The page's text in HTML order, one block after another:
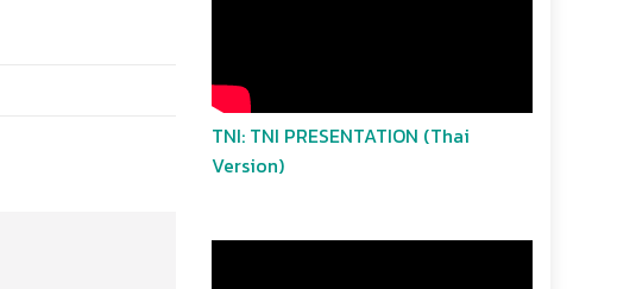
TNI: TNI PRESENTATION (Thai
Version)